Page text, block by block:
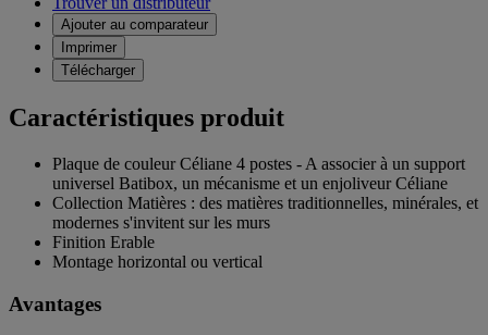
Ajouter au comparateur
Imprimer
Télécharger
Caractéristiques produit
Plaque de couleur Céliane 4 postes - A associer à un support
universel Batibox, un mécanisme et un enjoliveur Céliane
Collection Matières : des matières traditionnelles, minérales, et
modernes s'invitent sur les murs
Finition Erable
Montage horizontal ou vertical
Avantages